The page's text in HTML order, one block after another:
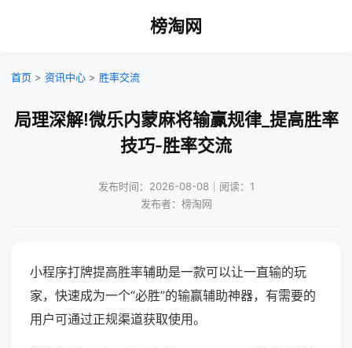
榜淘网
首页 > 资讯中心 > 胜率交流
局理深解!微乐内蒙麻将输赢规律_提高胜率
技巧-胜率交流
发布时间：2026-08-08｜阅读：1
发布者：榜淘网
小程序打牌提高胜率辅助是一款可以让一直输的玩
家，快速成为一个“必胜”的输赢辅助神器，有需要的
用户可通过正规渠道获取使用。